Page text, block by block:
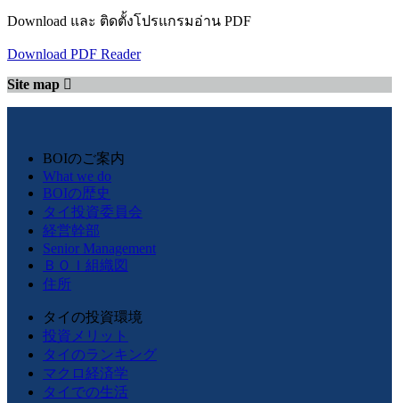
Download และ ติดตั้งโปรแกรมอ่าน PDF
Download PDF Reader
Site map
BOIのご案内
What we do
BOIの歴史
タイ投資委員会
経営幹部
Senior Management
ＢＯＩ組織図
住所
タイの投資環境
投資メリット
タイのランキング
マクロ経済学
タイでの生活